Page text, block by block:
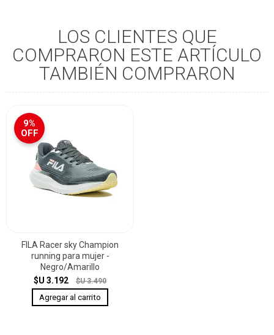
LOS CLIENTES QUE
COMPRARON ESTE ARTÍCULO
TAMBIÉN COMPRARON
9%
OFF
FILA Racer sky Champion
running para mujer -
Negro/Amarillo
$U 3.192
$U 3.490